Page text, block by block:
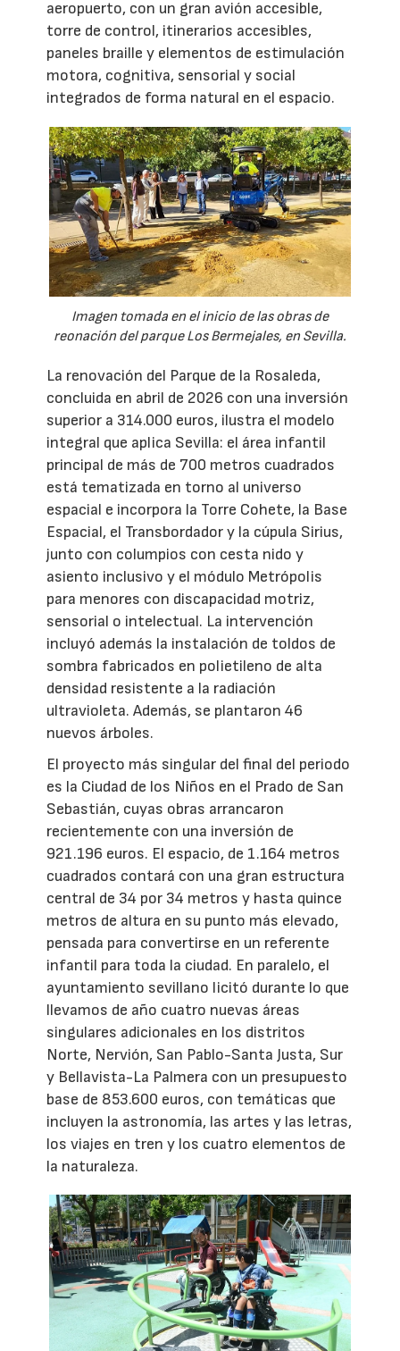
aeropuerto, con un gran avión accesible,
torre de control, itinerarios accesibles,
paneles braille y elementos de estimulación
motora, cognitiva, sensorial y social
integrados de forma natural en el espacio.
Imagen tomada en el inicio de las obras de
reonación del parque Los Bermejales, en Sevilla.
La renovación del Parque de la Rosaleda,
concluida en abril de 2026 con una inversión
superior a 314.000 euros, ilustra el modelo
integral que aplica Sevilla: el área infantil
principal de más de 700 metros cuadrados
está tematizada en torno al universo
espacial e incorpora la Torre Cohete, la Base
Espacial, el Transbordador y la cúpula Sirius,
junto con columpios con cesta nido y
asiento inclusivo y el módulo Metrópolis
para menores con discapacidad motriz,
sensorial o intelectual. La intervención
incluyó además la instalación de toldos de
sombra fabricados en polietileno de alta
densidad resistente a la radiación
ultravioleta. Además, se plantaron 46
nuevos árboles.
El proyecto más singular del final del periodo
es la Ciudad de los Niños en el Prado de San
Sebastián, cuyas obras arrancaron
recientemente con una inversión de
921.196 euros. El espacio, de 1.164 metros
cuadrados contará con una gran estructura
central de 34 por 34 metros y hasta quince
metros de altura en su punto más elevado,
pensada para convertirse en un referente
infantil para toda la ciudad. En paralelo, el
ayuntamiento sevillano licitó durante lo que
llevamos de año cuatro nuevas áreas
singulares adicionales en los distritos
Norte, Nervión, San Pablo-Santa Justa, Sur
y Bellavista-La Palmera con un presupuesto
base de 853.600 euros, con temáticas que
incluyen la astronomía, las artes y las letras,
los viajes en tren y los cuatro elementos de
la naturaleza.